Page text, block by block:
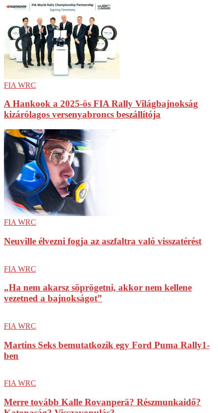
FIA WRC
A Hankook a 2025-ös FIA Rally Világbajnokság
kizárólagos versenyabroncs beszállítója
FIA WRC
Neuville élvezni fogja az aszfaltra való visszatérést
FIA WRC
„Ha nem akarsz söprögetni, akkor nem kellene
vezetned a bajnokságot”
FIA WRC
Martins Seks bemutatkozik egy Ford Puma Rally1-
ben
FIA WRC
Merre tovább Kalle Rovanperä? Részmunkaidő?